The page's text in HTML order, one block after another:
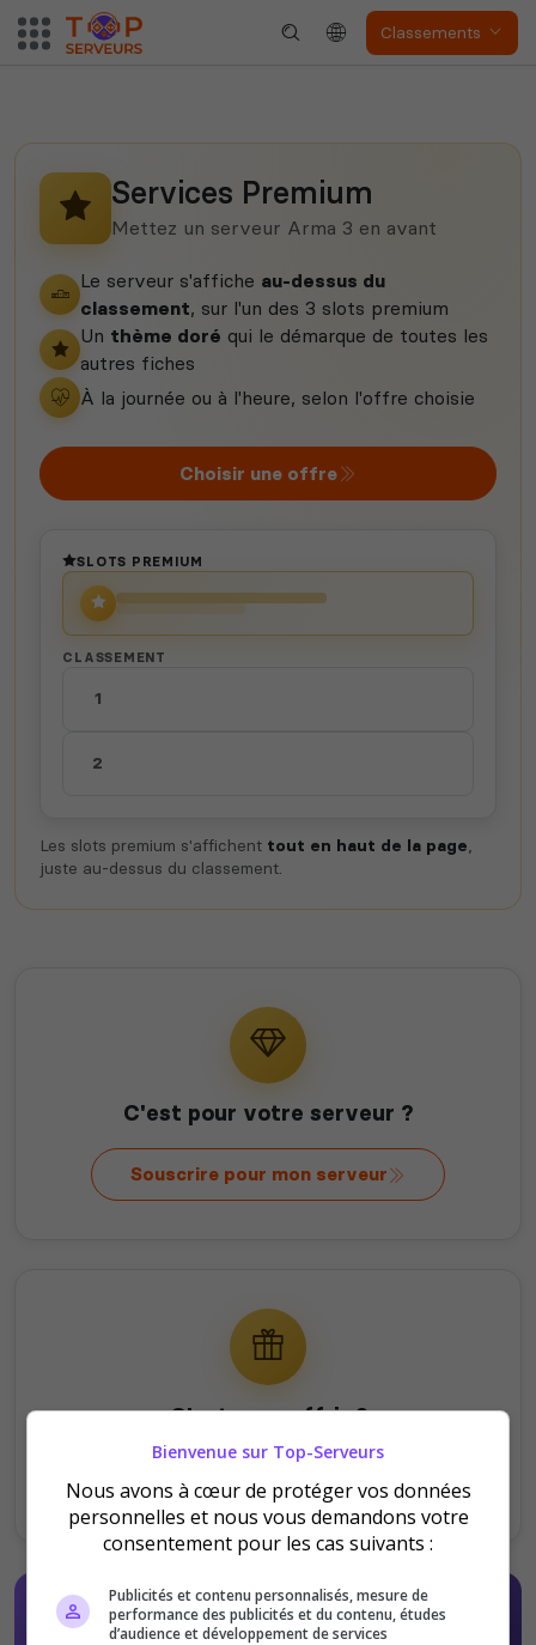
Classements
Squad
Nights
Myth of Empires Enshrouded
Voir tous les
jeux disponibles
Services Premium
Mettez un serveur Arma 3 en avant
Le serveur s'affiche au-dessus du
classement, sur l'un des 3 slots premium
Un thème doré qui le démarque de toutes les
autres fiches
À la journée ou à l'heure, selon l'offre choisie
Choisir une offre
SLOTS PREMIUM
CLASSEMENT
1
2
Les slots premium s'affichent tout en haut de la page,
juste au-dessus du classement.
C'est pour votre serveur ?
Souscrire pour mon serveur
C'est pour offrir ?
Bienvenue sur Top-Serveurs
Nous avons à cœur de protéger vos données
personnelles et nous vous demandons votre
consentement pour les cas suivants :
Publicités et contenu personnalisés, mesure de
performance des publicités et du contenu, études
d’audience et développement de services